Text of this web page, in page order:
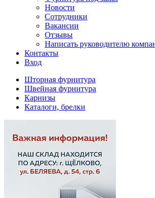
Новости
Сотрудники
Вакансии
Отзывы
Написать руководителю
Контакты
Вход
Шторная фурнитура
Швейная фурнитура
Карнизы
Каталоги, брелки